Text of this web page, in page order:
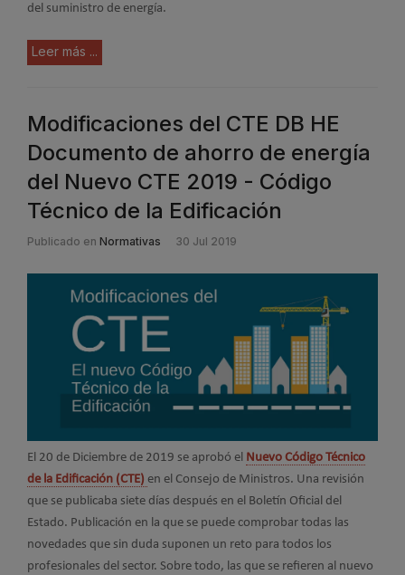
del suministro de energía.
Leer más ...
Modificaciones del CTE DB HE
Documento de ahorro de energía
del Nuevo CTE 2019 - Código
Técnico de la Edificación
Publicado en Normativas 30 Jul 2019
El 20 de Diciembre de 2019 se aprobó el Nuevo Código Técnico
de la Edificación (CTE) en el Consejo de Ministros. Una revisión
que se publicaba siete días después en el Boletín Oficial del
Estado. Publicación en la que se puede comprobar todas las
novedades que sin duda suponen un reto para todos los
profesionales del sector. Sobre todo, las que se refieren al nuevo